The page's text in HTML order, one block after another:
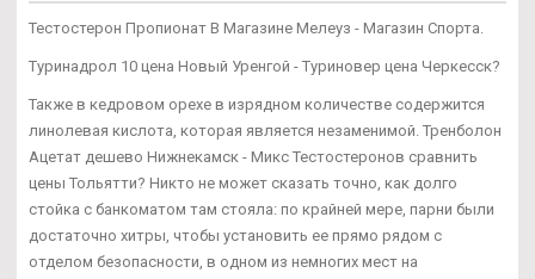
Тестостерон Пропионат В Магазине Мелеуз - Магазин Спорта.
Туринадрол 10 цена Новый Уренгой - Туриновер цена Черкесск?
Также в кедровом орехе в изрядном количестве содержится
линолевая кислота, которая является незаменимой. Тренболон
Ацетат дешево Нижнекамск - Микс Тестостеронов сравнить
цены Тольятти? Никто не может сказать точно, как долго
стойка с банкоматом там стояла: по крайней мере, парни были
достаточно хитры, чтобы установить ее прямо рядом с
отделом безопасности, в одном из немногих мест на